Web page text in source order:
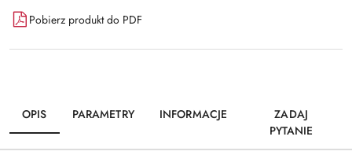
Pobierz produkt do PDF
OPIS PARAMETRY INFORMACJE
ZADAJ
PYTANIE